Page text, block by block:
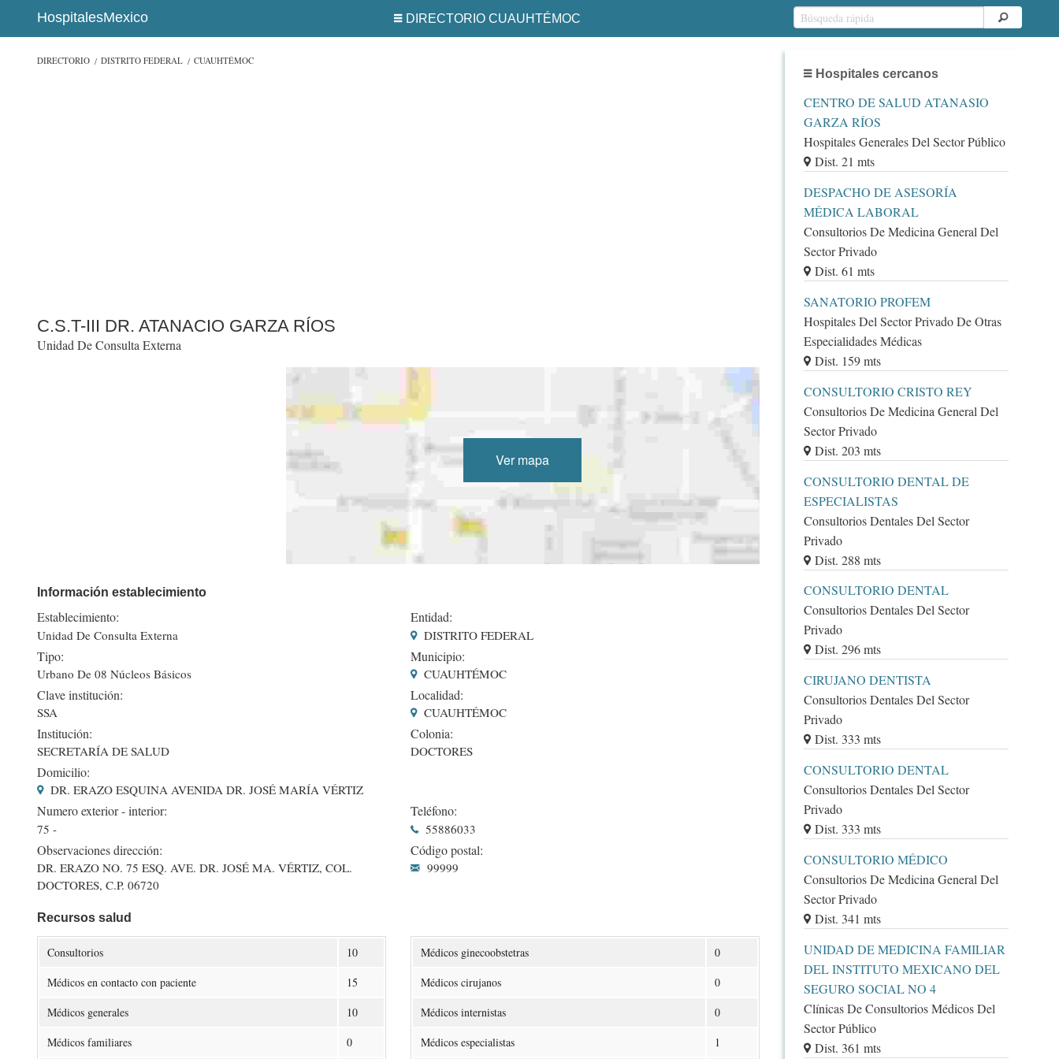
HospitalesMexico DIRECTORIO CUAUHTÉMOC
DIRECTORIO DISTRITO FEDERAL CUAUHTÉMOC
C.S.T-III DR. ATANACIO GARZA RÍOS
Unidad De Consulta Externa
Ver mapa
Información establecimiento
Establecimiento:
Unidad De Consulta Externa
Tipo:
Urbano De 08 Núcleos Básicos
Clave institución:
SSA
Institución:
SECRETARÍA DE SALUD
Entidad:
DISTRITO FEDERAL
Municipio:
CUAUHTÉMOC
Localidad:
CUAUHTÉMOC
Colonia:
DOCTORES
Domicilio:
DR. ERAZO ESQUINA AVENIDA DR. JOSÉ MARÍA VÉRTIZ
Numero exterior - interior:
75 -
Observaciones dirección:
DR. ERAZO NO. 75 ESQ. AVE. DR. JOSÉ MA. VÉRTIZ, COL.
DOCTORES, C.P. 06720
Teléfono:
55886033
Código postal:
99999
Recursos salud
Consultorios
10
Médicos en contacto con paciente
15
Médicos generales
10
Médicos familiares
0
Médicos ginecoobstetras
0
Médicos cirujanos
0
Médicos internistas
0
Médicos especialistas
1
Hospitales cercanos
CENTRO DE SALUD ATANASIO
GARZA RÍOS
Hospitales Generales Del Sector Público
Dist. 21 mts
DESPACHO DE ASESORÍA
MÉDICA LABORAL
Consultorios De Medicina General Del
Sector Privado
Dist. 61 mts
SANATORIO PROFEM
Hospitales Del Sector Privado De Otras
Especialidades Médicas
Dist. 159 mts
CONSULTORIO CRISTO REY
Consultorios De Medicina General Del
Sector Privado
Dist. 203 mts
CONSULTORIO DENTAL DE
ESPECIALISTAS
Consultorios Dentales Del Sector
Privado
Dist. 288 mts
CONSULTORIO DENTAL
Consultorios Dentales Del Sector
Privado
Dist. 296 mts
CIRUJANO DENTISTA
Consultorios Dentales Del Sector
Privado
Dist. 333 mts
CONSULTORIO DENTAL
Consultorios Dentales Del Sector
Privado
Dist. 333 mts
CONSULTORIO MÉDICO
Consultorios De Medicina General Del
Sector Privado
Dist. 341 mts
UNIDAD DE MEDICINA FAMILIAR
DEL INSTITUTO MEXICANO DEL
SEGURO SOCIAL NO 4
Clínicas De Consultorios Médicos Del
Sector Público
Dist. 361 mts